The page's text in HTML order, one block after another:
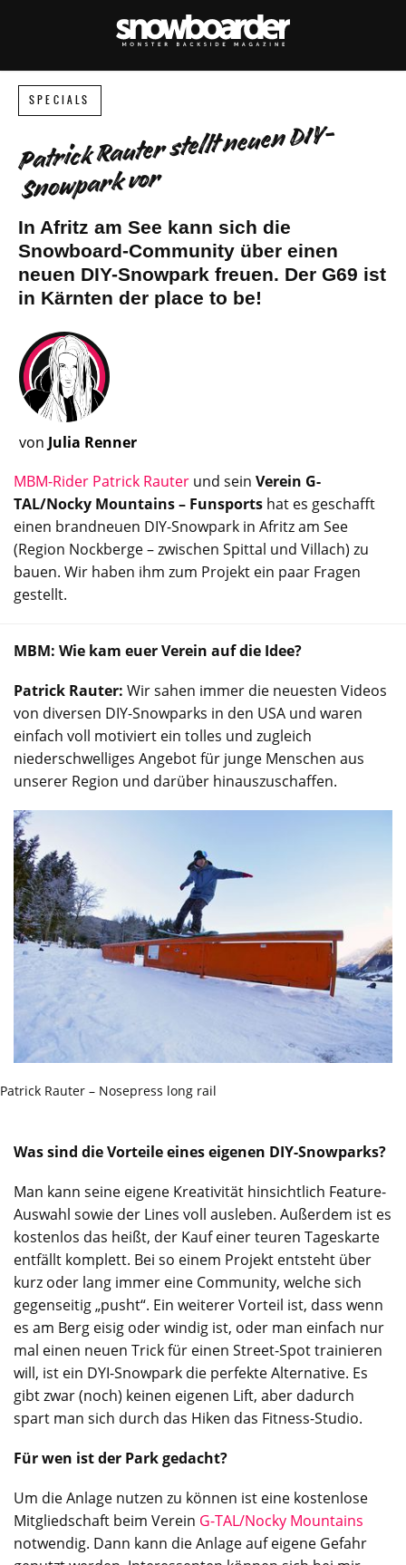
SPECIALS
Patrick Rauter stellt neuen DIY-
Snowpark vor
In Afritz am See kann sich die
Snowboard-Community über einen
neuen DIY-Snowpark freuen. Der G69 ist
in Kärnten der place to be!
von Julia Renner
MBM-Rider Patrick Rauter und sein Verein G-
TAL/Nocky Mountains – Funsports hat es geschafft
einen brandneuen DIY-Snowpark in Afritz am See
(Region Nockberge – zwischen Spittal und Villach) zu
bauen. Wir haben ihm zum Projekt ein paar Fragen
gestellt.
MBM: Wie kam euer Verein auf die Idee?
Patrick Rauter: Wir sahen immer die neuesten Videos
von diversen DIY-Snowparks in den USA und waren
einfach voll motiviert ein tolles und zugleich
niederschwelliges Angebot für junge Menschen aus
unserer Region und darüber hinauszuschaffen.
Patrick Rauter – Nosepress long rail
Was sind die Vorteile eines eigenen DIY-Snowparks?
Man kann seine eigene Kreativität hinsichtlich Feature-
Auswahl sowie der Lines voll ausleben. Außerdem ist es
kostenlos das heißt, der Kauf einer teuren Tageskarte
entfällt komplett. Bei so einem Projekt entsteht über
kurz oder lang immer eine Community, welche sich
gegenseitig „pusht“. Ein weiterer Vorteil ist, dass wenn
es am Berg eisig oder windig ist, oder man einfach nur
mal einen neuen Trick für einen Street-Spot trainieren
will, ist ein DYI-Snowpark die perfekte Alternative. Es
gibt zwar (noch) keinen eigenen Lift, aber dadurch
spart man sich durch das Hiken das Fitness-Studio.
Für wen ist der Park gedacht?
Um die Anlage nutzen zu können ist eine kostenlose
Mitgliedschaft beim Verein G-TAL/Nocky Mountains
notwendig. Dann kann die Anlage auf eigene Gefahr